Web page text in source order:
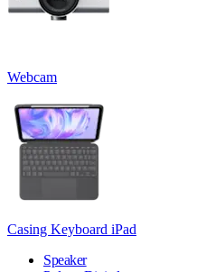
Webcam
Casing Keyboard iPad
Speaker